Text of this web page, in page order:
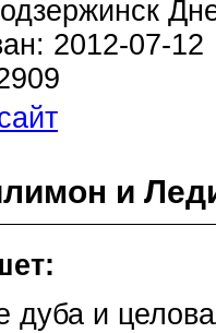
2012-07-12
и
дуба и